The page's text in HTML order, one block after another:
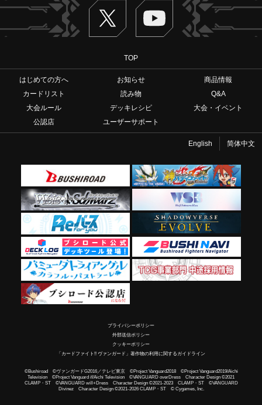
Twitter ヴァンガードch
TOP
はじめての方へ お知らせ
商品情報
カードリスト
読み物
Q&A
大会ルール
デッキレシピ
大会・イベント
公認店
ユーザーサポート
English 简体中文
プライバシーポリシー
外部送信ポリシー
クッキーポリシー
「カードファイト!! ヴァンガード」著作物の利用に関するガイドライン
©Bushiroad ©ヴァンガードG2016／テレビ東京 ©Project Vanguard2018 ©Project Vanguard2019/Aichi
Television ©Project Vanguard if/Aichi Television ©VANGUARD overDress Character Design ©2021
CLAMP・ST ©VANGUARD will+Dress Character Design ©2021-2023 CLAMP・ST ©VANGUARD
Divinez Character Design ©2021-2026 CLAMP・ST © Cygames, Inc.